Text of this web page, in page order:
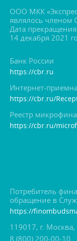
ООО МКК
являлось членом
Дата
14 декабря 2021
Банк России
https://cbr.ru
Интернет-
https://cbr.ru/
Реестр
https://cbr.ru/
Потребитель
обращение в
https://
119017, г.
8 (800) 200-00-10